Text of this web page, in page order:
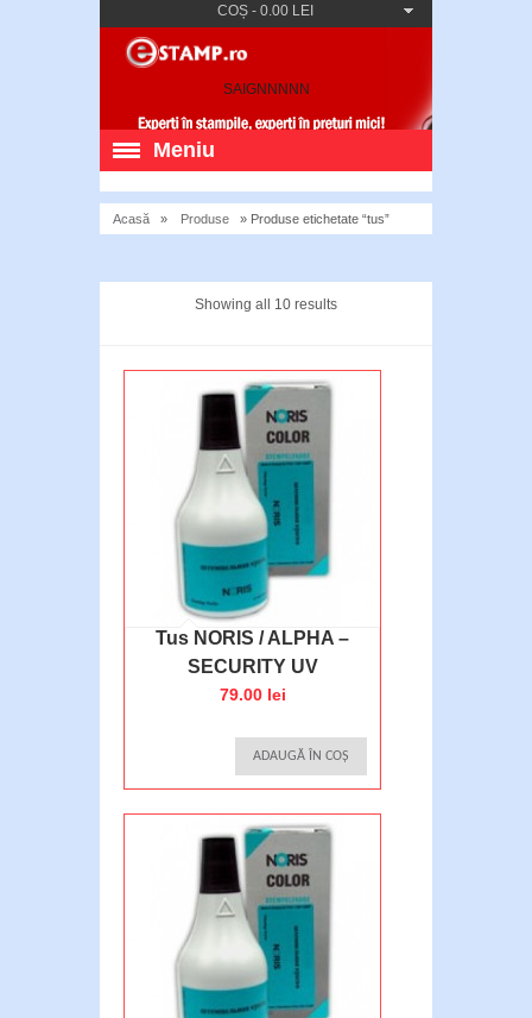
COȘ- 0.00 LEI
SAIGNNNNN
Meniu
Acasă » Produse » Produse etichetate “tus”
Showing all 10 results
Tus NORIS / ALPHA –
SECURITY UV
79.00 lei
ADAUGĂ ÎN COȘ